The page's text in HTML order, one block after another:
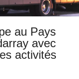
au Pays
avec
activités